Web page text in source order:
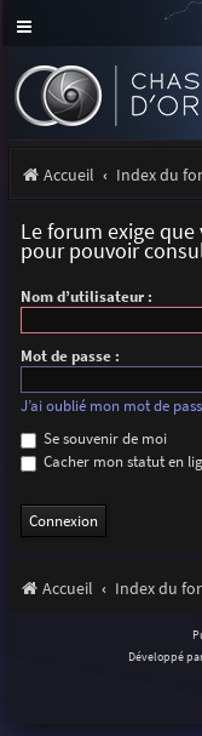
Accueil Index du
Le forum exige
pour pouvoir
Nom d’utilisateur :
Mot de passe :
J’ai oublié mon mot de
Se souvenir de moi
Cacher mon statut en
Accueil Index du
Développé